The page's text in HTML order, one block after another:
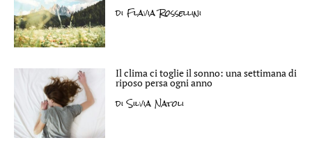
di Flavia Rossellini
Il clima ci toglie il sonno: una settimana di
riposo persa ogni anno
diSilvia Natoli